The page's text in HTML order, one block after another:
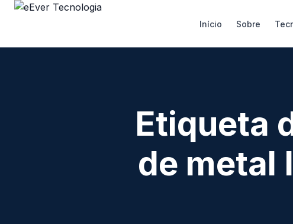
Início Sobre
Etiqueta
de metal